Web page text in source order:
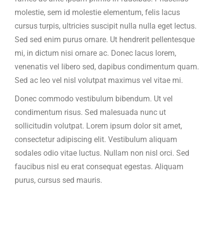
molestie, sem id molestie elementum, felis lacus
cursus turpis, ultricies suscipit nulla nulla eget lectus.
Sed sed enim purus ornare. Ut hendrerit pellentesque
mi, in dictum nisi ornare ac. Donec lacus lorem,
venenatis vel libero sed, dapibus condimentum quam.
Sed ac leo vel nisl volutpat maximus vel vitae mi.
Donec commodo vestibulum bibendum. Ut vel
condimentum risus. Sed malesuada nunc ut
sollicitudin volutpat. Lorem ipsum dolor sit amet,
consectetur adipiscing elit. Vestibulum aliquam
sodales odio vitae luctus. Nullam non nisl orci. Sed
faucibus nisl eu erat consequat egestas. Aliquam
purus, cursus sed mauris.